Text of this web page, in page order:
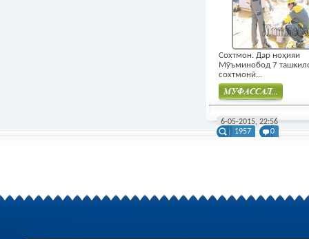
Сохтмон. Дар ноҳияи
Мӯъминобод 7
сохтмонӣ...
6-05-2015, 22:56
1957
0